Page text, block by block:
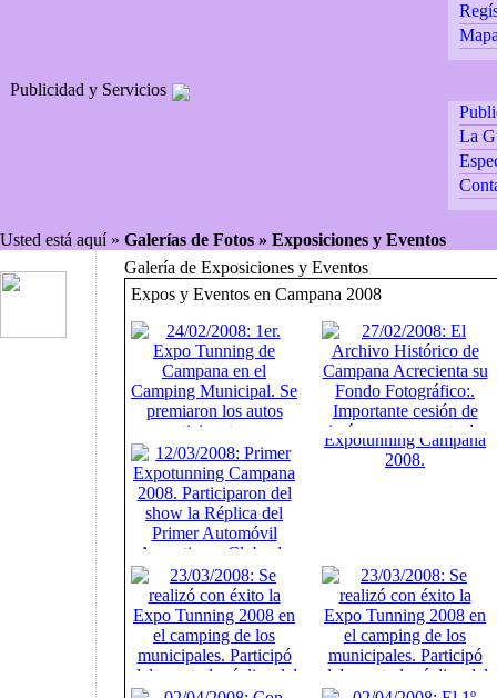
Publicidad y Servicios
La
Usted está aquí » Galerías de Fotos » Exposiciones y Eventos
Galería de Exposiciones y Eventos
Expos y Eventos en Campana 2008